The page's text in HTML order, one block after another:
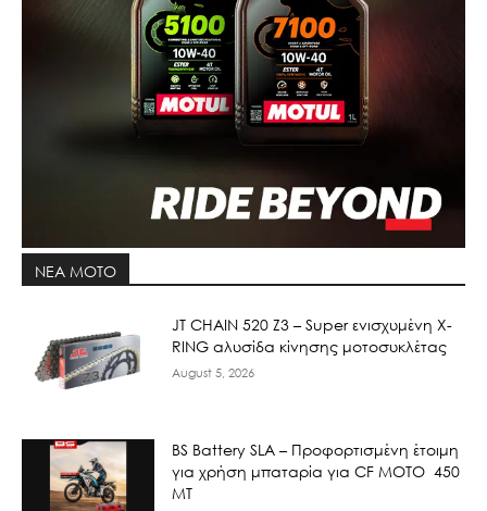
ΝΕΑ MOTO
JT CHAIN 520 Ζ3 – Super ενισχυμένη X-
RING αλυσίδα κίνησης μοτοσυκλέτας
August 5, 2026
BS Battery SLA – Προφορτισμένη έτοιμη
για χρήση μπαταρία για CF MOTO 450
MT